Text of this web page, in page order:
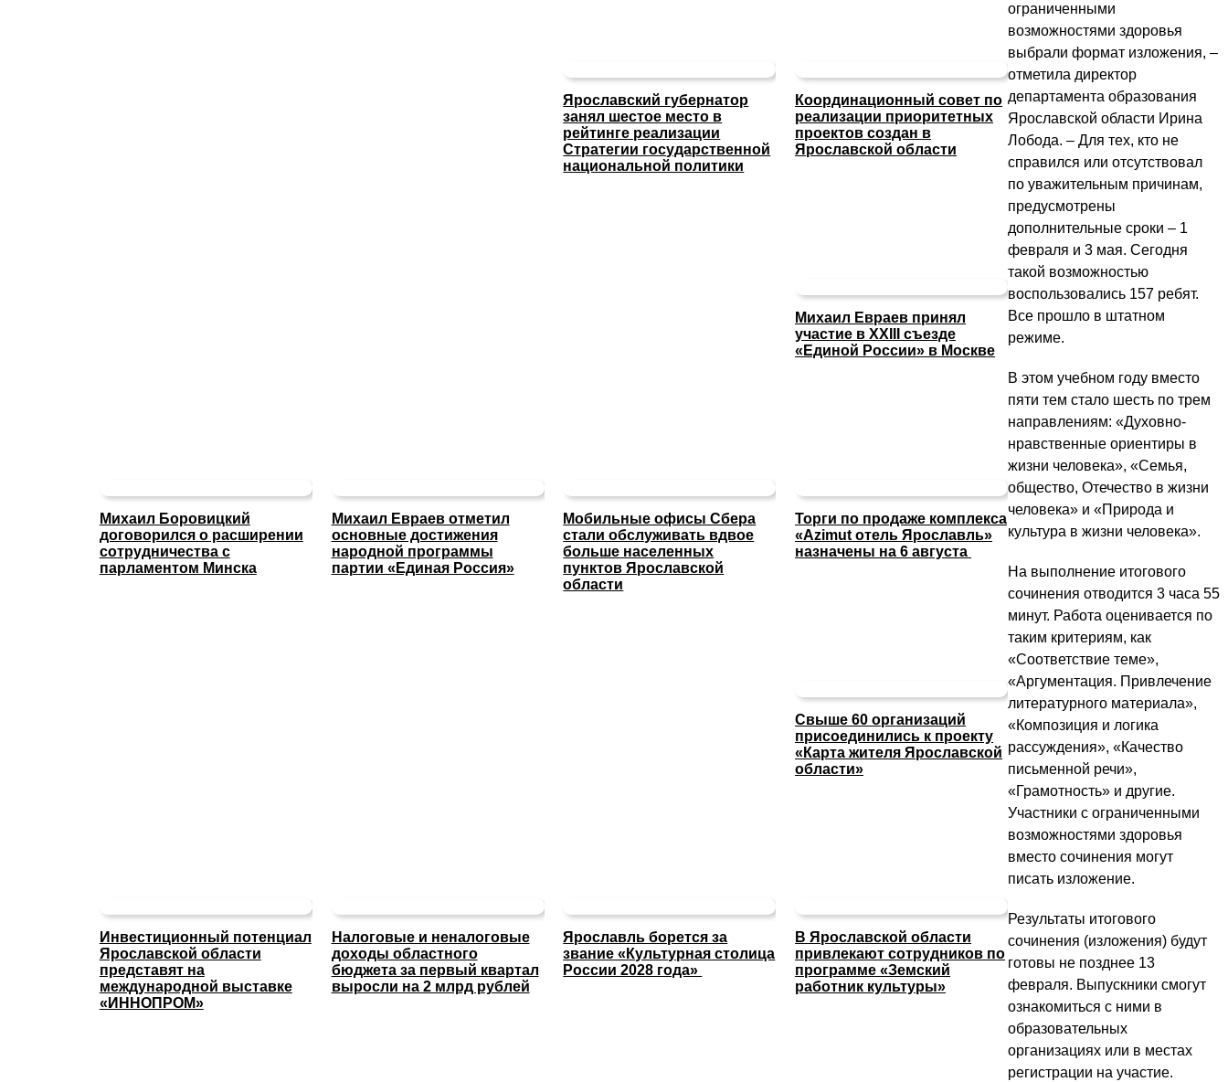
Ярославский губернатор
занял шестое место в
рейтинге реализации
Стратегии государственной
национальной политики
Координационный совет по
реализации приоритетных
проектов создан в
Ярославской области
Михаил Евраев принял
участие в XXIII съезде
«Единой России» в Москве
Михаил Боровицкий
договорился о расширении
сотрудничества с
парламентом Минска
Михаил Евраев отметил
основные достижения
народной программы
партии «Единая Россия»
Мобильные офисы Сбера
стали обслуживать вдвое
больше населенных
пунктов Ярославской
области
Торги по продаже комплекса
«Azimut отель Ярославль»
назначены на 6 августа
Свыше 60 организаций
присоединились к проекту
«Карта жителя Ярославской
области»
Инвестиционный потенциал
Ярославской области
представят на
международной выставке
«ИННОПРОМ»
Налоговые и неналоговые
доходы областного
бюджета за первый квартал
выросли на 2 млрд рублей
Ярославль борется за
звание «Культурная столица
России 2028 года»
В Ярославской области
привлекают сотрудников по
программе «Земский
работник культуры»
ограниченными
возможностями здоровья
выбрали формат изложения, –
отметила директор
департамента образования
Ярославской области Ирина
Лобода. – Для тех, кто не
справился или отсутствовал
по уважительным причинам,
предусмотрены
дополнительные сроки – 1
февраля и 3 мая. Сегодня
такой возможностью
воспользовались 157 ребят.
Все прошло в штатном
режиме.
В этом учебном году вместо
пяти тем стало шесть по трем
направлениям: «Духовно-
нравственные ориентиры в
жизни человека», «Семья,
общество, Отечество в жизни
человека» и «Природа и
культура в жизни человека».
На выполнение итогового
сочинения отводится 3 часа 55
минут. Работа оценивается по
таким критериям, как
«Соответствие теме»,
«Аргументация. Привлечение
литературного материала»,
«Композиция и логика
рассуждения», «Качество
письменной речи»,
«Грамотность» и другие.
Участники с ограниченными
возможностями здоровья
вместо сочинения могут
писать изложение.
Результаты итогового
сочинения (изложения) будут
готовы не позднее 13
февраля. Выпускники смогут
ознакомиться с ними в
образовательных
организациях или в местах
регистрации на участие.